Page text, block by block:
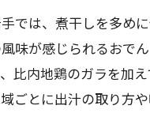
では、煮干しを多め
味が感じられるおで
比内地鶏のガラを加
ごとに出汁の取り方